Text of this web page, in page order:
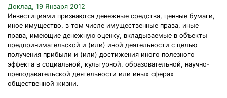
Доклад, 19 Января 2012
Инвестициями признаются денежные средства, ценные бумаги,
иное имущество, в том числе имущественные права, иные
права, имеющие денежную оценку, вкладываемые в объекты
предпринимательской и (или) иной деятельности с целью
получения прибыли и (или) достижения иного полезного
эффекта в социальной, культурной, образовательной, научно-
преподавательской деятельности или иных сферах
общественной жизни.